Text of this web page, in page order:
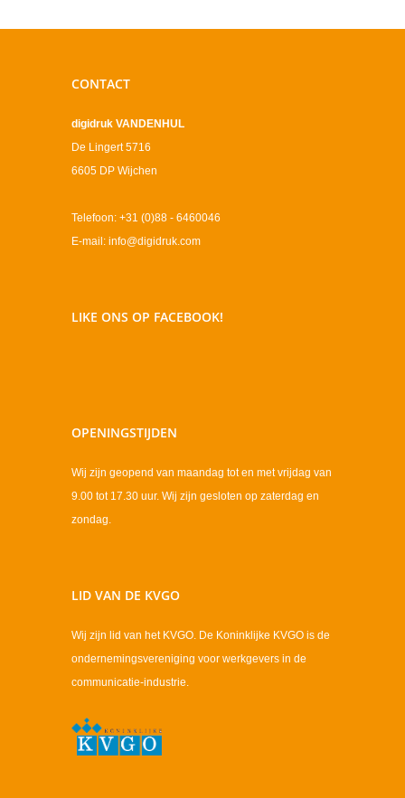
CONTACT
digidruk VANDENHUL
De Lingert 5716
6605 DP Wijchen
Telefoon: +31 (0)88 - 6460046
E-mail: info@digidruk.com
LIKE ONS OP FACEBOOK!
OPENINGSTIJDEN
Wij zijn geopend van maandag tot en met vrijdag van
9.00 tot 17.30 uur. Wij zijn gesloten op zaterdag en
zondag.
LID VAN DE KVGO
Wij zijn lid van het KVGO. De Koninklijke KVGO is de
ondernemingsvereniging voor werkgevers in de
communicatie-industrie.